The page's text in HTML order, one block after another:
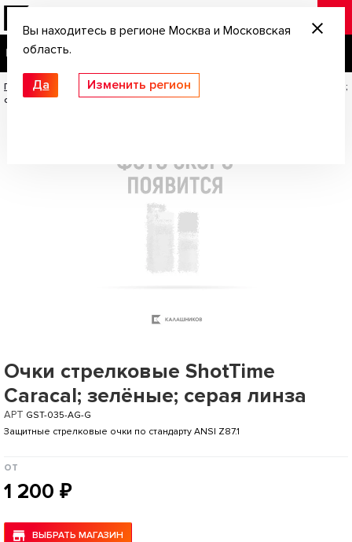
Вы находитесь в регионе Москва и Московская
область.
Да Изменить регион
Главная / Уход за оружием /Очки стрелковые ShotTime Caracal; зелёные;
серая линза
Очки стрелковые ShotTime
Caracal; зелёные; серая линза
АРТ GST-035-AG-G
Защитные стрелковые очки по стандарту ANSI Z87.1
от
1 200 ₽
ВЫБРАТЬ МАГАЗИН